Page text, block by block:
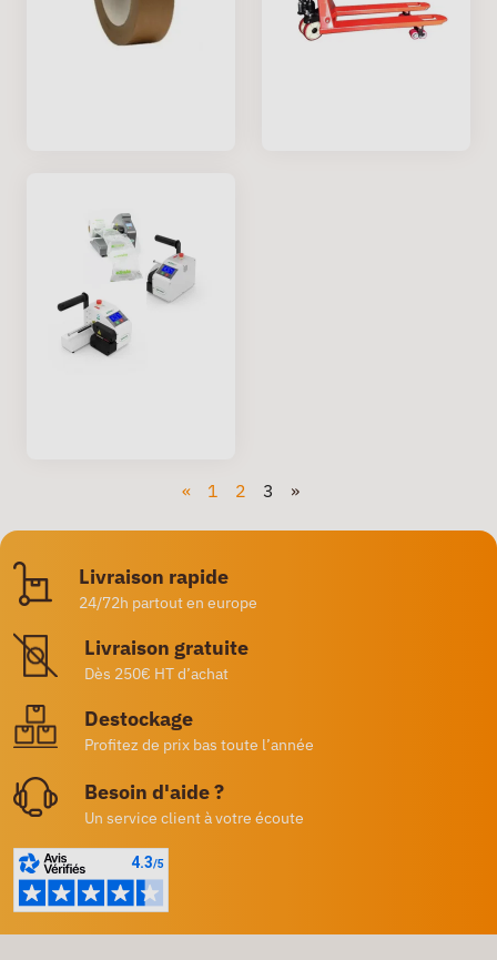
« 1 2 3 »
Livraison rapide
24/72h partout en europe
Livraison gratuite
Dès 250€ HT d’achat
Destockage
Profitez de prix bas toute l’année
Besoin d'aide ?
Un service client à votre écoute